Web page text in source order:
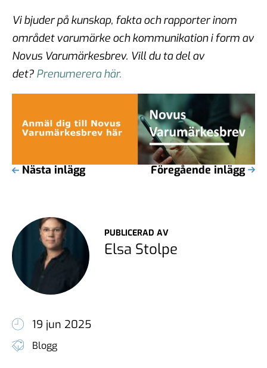
Vi bjuder på kunskap, fakta och rapporter inom
området varumärke och kommunikation i form av
Novus Varumärkesbrev. Vill du ta del av
det? Prenumerera här.
Nästa inlägg Föregående inlägg
PUBLICERAD AV
Elsa Stolpe
19 jun 2025
Blogg